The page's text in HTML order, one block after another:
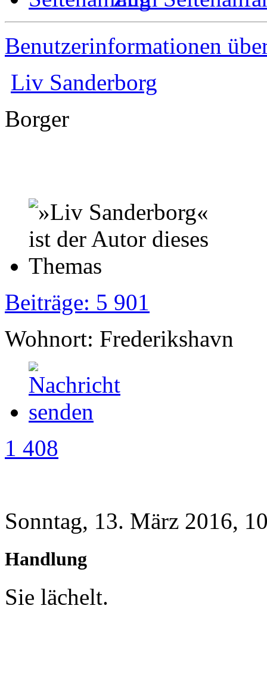
Benutzerinformationen
Liv Sanderborg
Borger
Beiträge: 5 901
Wohnort: Frederikshavn
1 408
Sonntag, 13. März 2016,
Handlung
Sie lächelt.